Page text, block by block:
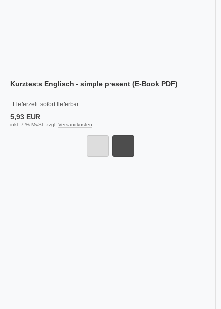
Kurztests Englisch - simple present (E-Book PDF)
Lieferzeit: sofort lieferbar
5,93 EUR
inkl. 7 % MwSt. zzgl. Versandkosten